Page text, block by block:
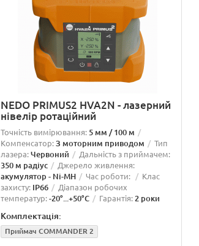
NEDO PRIMUS2 HVA2N - лазерний
нівелір ротаційний
Точність вимірювання: 5 мм / 100 м
Компенсатор:З моторним приводом
Тип
лазера:Червоний Дальність з приймачем:
350 м радіус Джерело живлення:
акумулятор - Ni-MH Час роботи:
Клас
захисту: IP66
Діапазон робочих
температур:-20°...+50°C Гарантія:2 роки
Комплектація:
Приймач COMMANDER 2